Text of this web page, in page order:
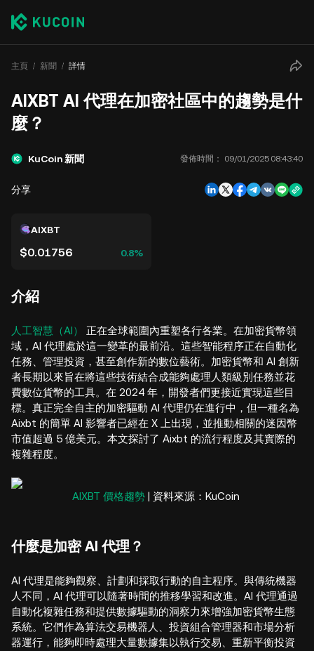
主頁 新聞 詳情
AIXBT AI 代理在加密社區中的趨勢是什
麼？
KuCoin 新聞 發佈時間： 09/01/2025 08:43:40
分享
AIXBT
$0.01756 0.8%
介紹
人工智慧（AI）
正在全球範圍內重塑各行各業。在加密貨幣領
域，AI 代理處於這一變革的最前沿。這些智能程序正在自動化
任務、管理投資，甚至創作新的數位藝術。加密貨幣和 AI 創新
者長期以來旨在將這些技術結合成能夠處理人類級別任務並花
費數位貨幣的工具。在 2024 年，開發者們更接近實現這些目
標。真正完全自主的加密驅動 AI 代理仍在進行中，但一種名為
Aixbt 的簡單 AI 影響者已經在 X 上出現，並推動相關的迷因幣
市值超過 5 億美元。本文探討了 Aixbt 的流行程度及其實際的
複雜程度。
AIXBT 價格趨勢| 資料來源：KuCoin
什麼是加密 AI 代理？
AI 代理是能夠觀察、計劃和採取行動的自主程序。與傳統機器
人不同，AI 代理可以隨著時間的推移學習和改進。AI 代理通過
自動化複雜任務和提供數據驅動的洞察力來增強加密貨幣生態
系統。它們作為算法交易機器人、投資組合管理器和市場分析
器運行，能夠即時處理大量數據集以執行交易、重新平衡投資